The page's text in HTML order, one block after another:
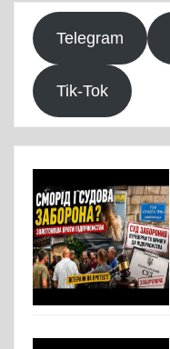
Telegram
Tik-Tok